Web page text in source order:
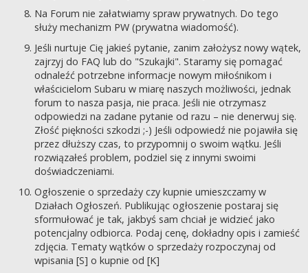
Na Forum nie załatwiamy spraw prywatnych. Do tego
służy mechanizm PW (prywatna wiadomość).
Jeśli nurtuje Cię jakieś pytanie, zanim założysz nowy wątek,
zajrzyj do FAQ lub do "Szukajki". Staramy się pomagać
odnaleźć potrzebne informacje nowym miłośnikom i
właścicielom Subaru w miarę naszych możliwości, jednak
forum to nasza pasja, nie praca. Jeśli nie otrzymasz
odpowiedzi na zadane pytanie od razu – nie denerwuj się.
Złość piękności szkodzi ;-) Jeśli odpowiedź nie pojawiła się
przez dłuższy czas, to przypomnij o swoim wątku. Jeśli
rozwiązałeś problem, podziel się z innymi swoimi
doświadczeniami.
Ogłoszenie o sprzedaży czy kupnie umieszczamy w
Działach Ogłoszeń. Publikując ogłoszenie postaraj się
sformułować je tak, jakbyś sam chciał je widzieć jako
potencjalny odbiorca. Podaj cenę, dokładny opis i zamieść
zdjęcia. Tematy wątków o sprzedaży rozpoczynaj od
wpisania [S] o kupnie od [K]